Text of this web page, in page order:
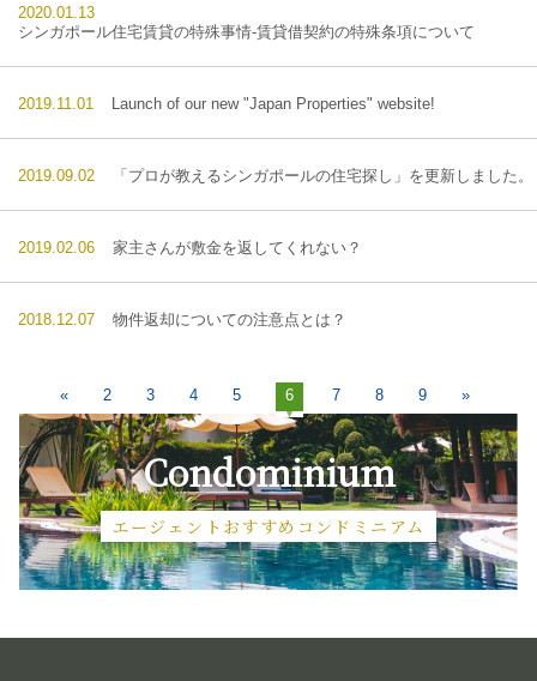
2020.01.13
シンガポール住宅賃貸の特殊事情-賃貸借契約の特殊条項について
2019.11.01 Launch of our new "Japan Properties" website!
2019.09.02 「プロが教えるシンガポールの住宅探し」を更新しました。
2019.02.06 家主さんが敷金を返してくれない？
2018.12.07 物件返却についての注意点とは？
« 2 3 4 5 6 7 8 9 »
Condominium
エージェントおすすめコンドミニアム